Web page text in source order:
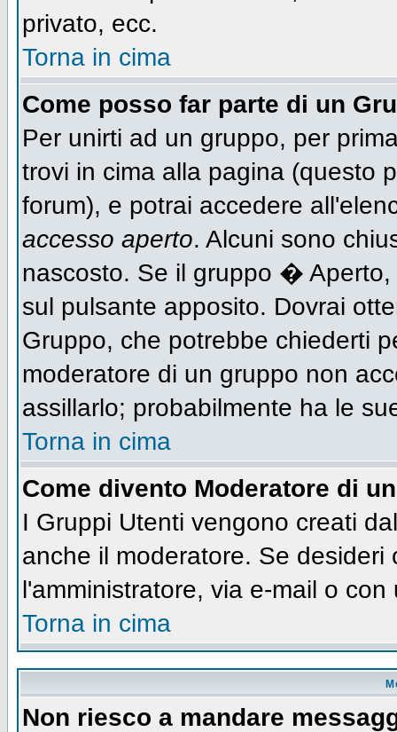
privato, ecc.
Torna in cima
Come posso far parte di un
Per unirti ad un gruppo, per
trovi in cima alla pagina (questo
forum), e potrai accedere
accesso aperto. Alcuni sono
nascosto. Se il gruppo �
sul pulsante apposito. Dovrai
Gruppo, che potrebbe chiederti
moderatore di un gruppo non
assillarlo; probabilmente ha le
Torna in cima
Come divento Moderatore di
I Gruppi Utenti vengono creati
anche il moderatore. Se
l'amministratore, via e-mail o
Torna in cima
Non riesco a mandare